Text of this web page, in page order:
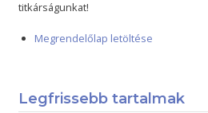
titkárságunkat!
Megrendelőlap letöltése
Legfrissebb tartalmak